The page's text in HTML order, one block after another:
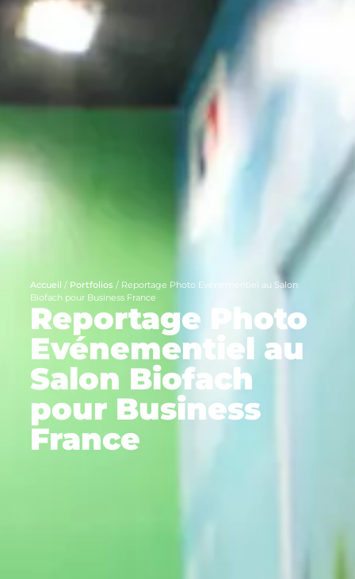
Accueil / Portfolios / Reportage Photo Evénementiel au Salon
Biofach pour Business France
Reportage Photo
Evénementiel au
Salon Biofach
pour Business
France